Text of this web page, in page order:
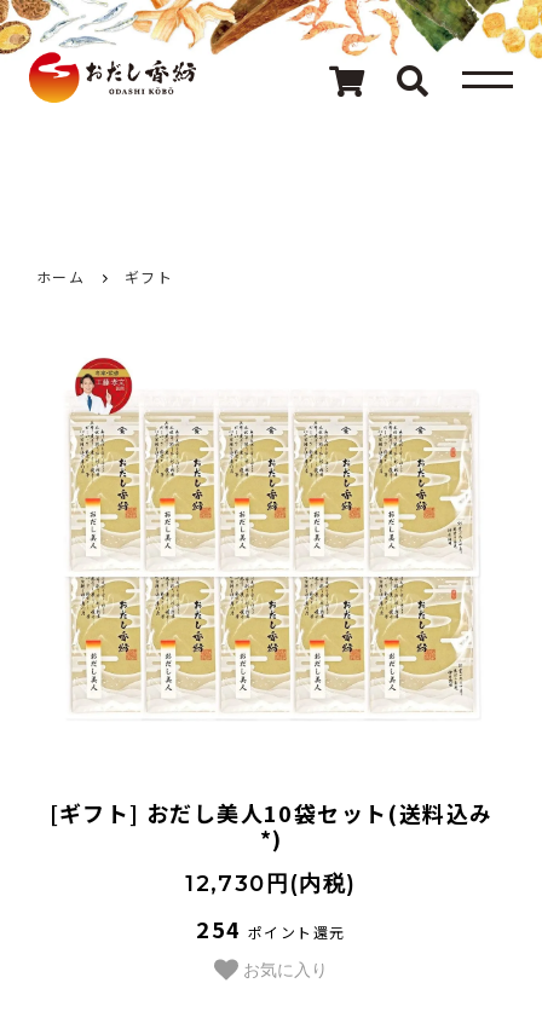
メニュー
80種類のおだし
キャンペーン情報
読み物
法人様向け
お客様ページ
カートを見る
会員ページにログイン
ホーム ギフト
[ギフト] おだし美人10袋セット(送料込み
*)
12,730円(内税)
254ポイント還元
お気に入り